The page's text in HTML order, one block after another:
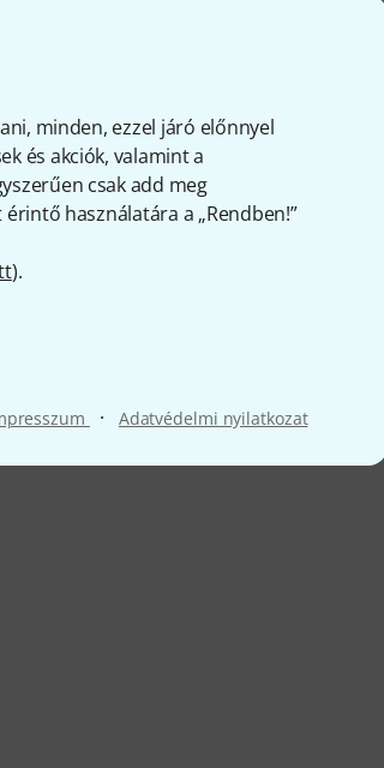
minden, ezzel járó előnnyel
és akciók, valamint a
csak add meg
használatára a „Rendben!”
).
· Adatvédelmi nyilatkozat